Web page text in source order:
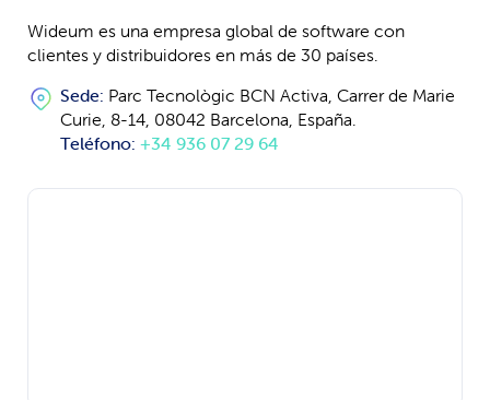
Wideum es una empresa global de software con
clientes y distribuidores en más de 30 países.
Sede: Parc Tecnològic BCN Activa, Carrer de Marie
Curie, 8-14, 08042 Barcelona, España.
Teléfono: +34 936 07 29 64